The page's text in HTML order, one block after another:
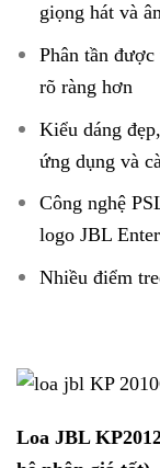
giọng hát và
Phân tần
rõ ràng hơn
Kiểu dáng
ứng dụng và
Công nghệ
logo JBL
Nhiều điểm
Loa JBL